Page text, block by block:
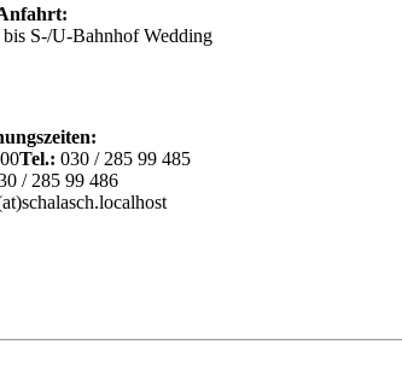
S-/U-Bahnhof Wedding
Tel.: 030 / 285 99 485
/ 285 99 486